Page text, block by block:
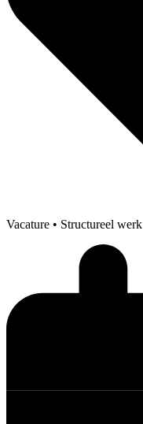
Vacature • Structureel werk